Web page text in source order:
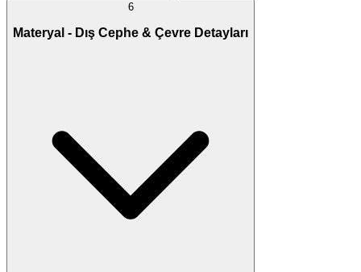
6
Materyal - Dış Cephe & Çevre Detayları